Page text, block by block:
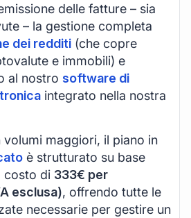
delle fatture – sia
– la gestione completa
dei redditi (che copre
e immobili) e
al nostro software di
integrato nella nostra
volumi maggiori, il piano in
è strutturato su base
costo di 333€ per
esclusa), offrendo tutte le
necessarie per gestire un